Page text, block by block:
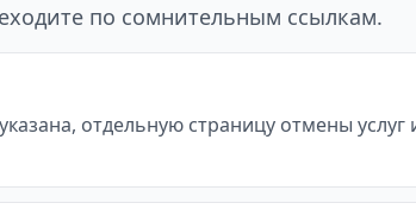
по сомнительным ссылкам.
отдельную страницу отмены услуг